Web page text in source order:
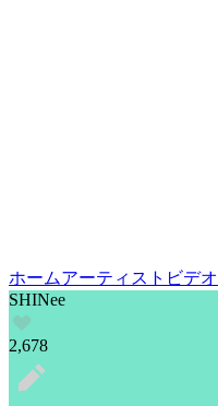
ホームアーティスト ビデオ
SHINee
2,678